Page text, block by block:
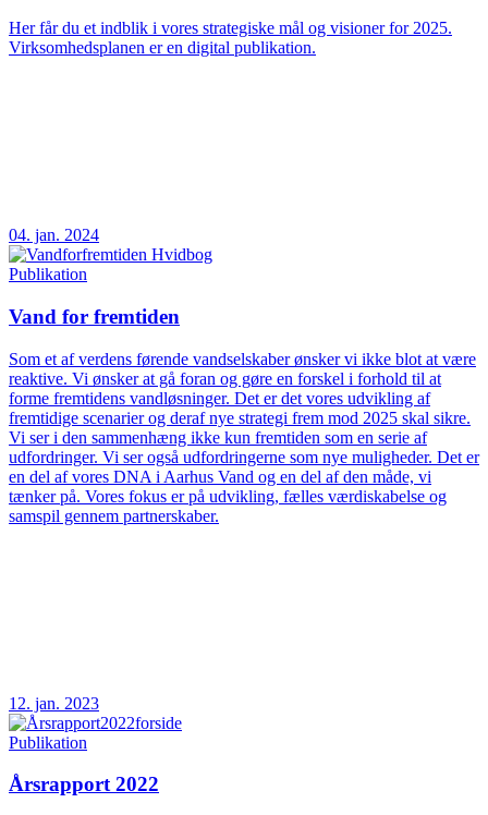
Her får du et indblik i vores strategiske mål og visioner for 2025.
Virksomhedsplanen er en digital publikation.
04. jan. 2024
Publikation
Vand for fremtiden
Som et af verdens førende vandselskaber ønsker vi ikke blot at være
reaktive. Vi ønsker at gå foran og gøre en forskel i forhold til at
forme fremtidens vandløsninger. Det er det vores udvikling af
fremtidige scenarier og deraf nye strategi frem mod 2025 skal sikre.
Vi ser i den sammenhæng ikke kun fremtiden som en serie af
udfordringer. Vi ser også udfordringerne som nye muligheder. Det er
en del af vores DNA i Aarhus Vand og en del af den måde, vi
tænker på. Vores fokus er på udvikling, fælles værdiskabelse og
samspil gennem partnerskaber.
12. jan. 2023
Publikation
Årsrapport 2022